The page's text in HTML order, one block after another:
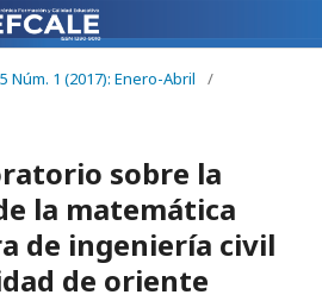
Núm. 1 (2017): Enero-Abril
/
sobre la
la matemática
de ingeniería civil
de oriente